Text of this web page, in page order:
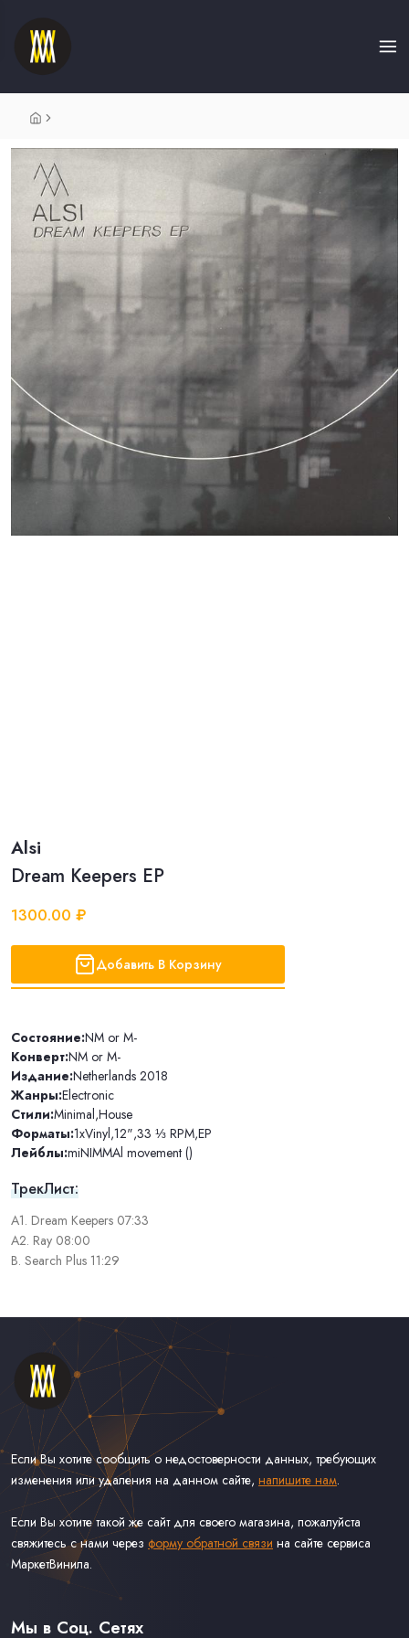
Alsi
Dream Keepers EP
1300.00 ₽
Добавить В Корзину
Состояние:NM or M-
Конверт:NM or M-
Издание:Netherlands 2018
Жанры:Electronic
Стили:Minimal,House
Форматы:1xVinyl,12",33 ⅓ RPM,EP
Лейблы:miNIMMAl movement ()
ТрекЛист:
A1. Dream Keepers 07:33
A2. Ray 08:00
B. Search Plus 11:29
Если Вы хотите сообщить о недостоверности данных, требующих
изменения или удаления на данном сайте, напишите нам.
Если Вы хотите такой же сайт для своего магазина, пожалуйста
свяжитесь с нами через форму обратной связи на сайте сервиса
МаркетВинила.
Каталог Винила, CD и Кассет
Доставка и Оплата
Мы в Соц. Сетях